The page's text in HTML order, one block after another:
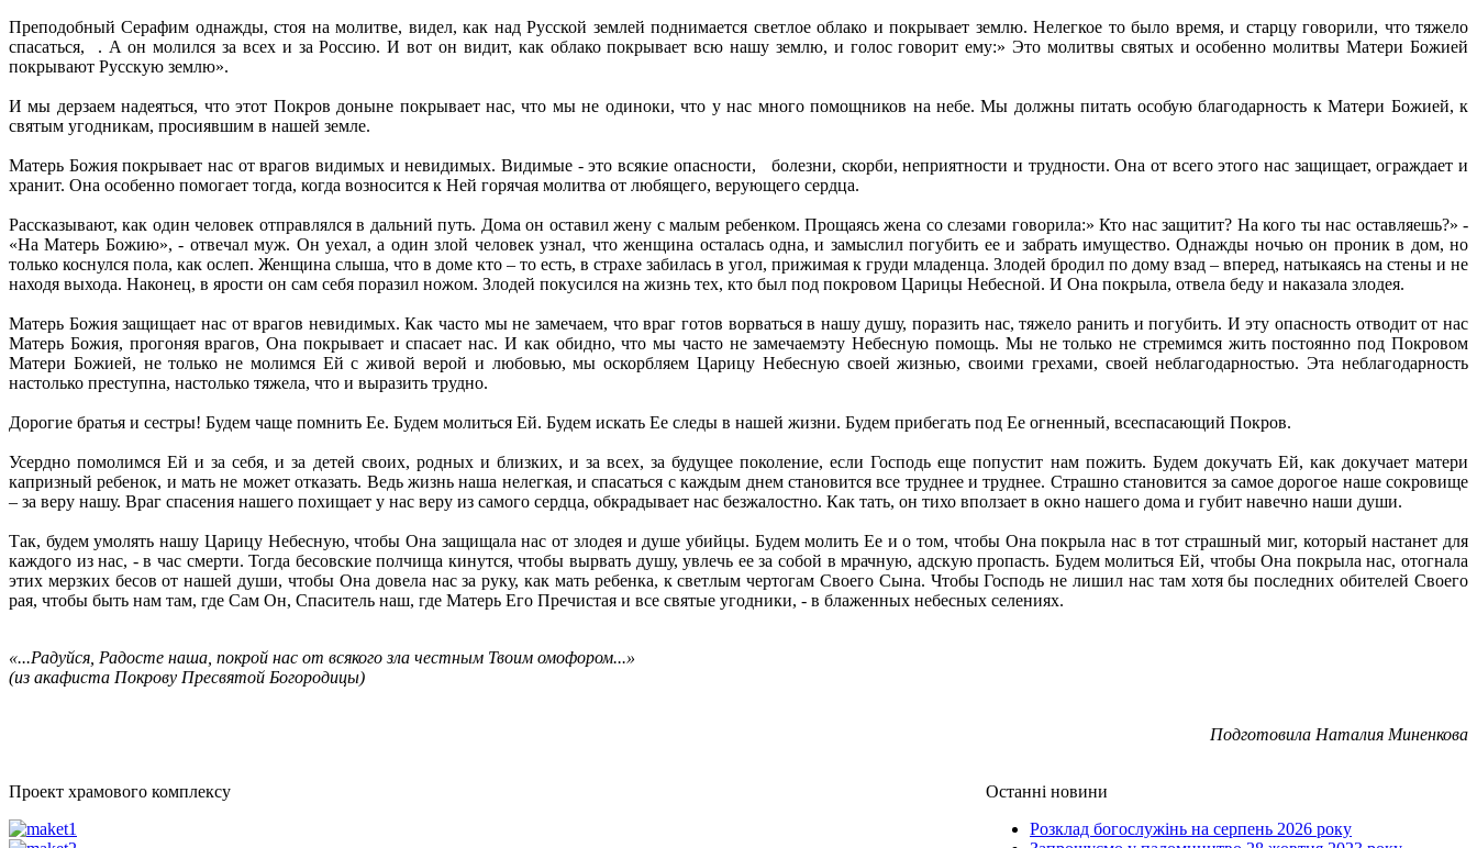
Преподобный Серафим однажды, стоя на молитве, видел, как над Русской землей поднимается светлое облако и покрывает землю. Нелегкое то было время, и старцу говорили, что тяжело
спасаться, . А он молился за всех и за Россию. И вот он видит, как облако покрывает всю нашу землю, и голос говорит ему:» Это молитвы святых и особенно молитвы Матери Божией
покрывают Русскую землю».
И мы дерзаем надеяться, что этот Покров доныне покрывает нас, что мы не одиноки, что у нас много помощников на небе. Мы должны питать особую благодарность к Матери Божией, к
святым угодникам, просиявшим в нашей земле.
Матерь Божия покрывает нас от врагов видимых и невидимых. Видимые - это всякие опасности, болезни, скорби, неприятности и трудности. Она от всего этого нас защищает, ограждает и
хранит. Она особенно помогает тогда, когда возносится к Ней горячая молитва от любящего, верующего сердца.
Рассказывают, как один человек отправлялся в дальний путь. Дома он оставил жену с малым ребенком. Прощаясь жена со слезами говорила:» Кто нас защитит? На кого ты нас оставляешь?» -
«На Матерь Божию», - отвечал муж. Он уехал, а один злой человек узнал, что женщина осталась одна, и замыслил погубить ее и забрать имущество. Однажды ночью он проник в дом, но
только коснулся пола, как ослеп. Женщина слыша, что в доме кто – то есть, в страхе забилась в угол, прижимая к груди младенца. Злодей бродил по дому взад – вперед, натыкаясь на стены и не
находя выхода. Наконец, в ярости он сам себя поразил ножом. Злодей покусился на жизнь тех, кто был под покровом Царицы Небесной. И Она покрыла, отвела беду и наказала злодея.
Матерь Божия защищает нас от врагов невидимых. Как часто мы не замечаем, что враг готов ворваться в нашу душу, поразить нас, тяжело ранить и погубить. И эту опасность отводит от нас
Матерь Божия, прогоняя врагов, Она покрывает и спасает нас. И как обидно, что мы часто не замечаемэту Небесную помощь. Мы не только не стремимся жить постоянно под Покровом
Матери Божией, не только не молимся Ей с живой верой и любовью, мы оскорбляем Царицу Небесную своей жизнью, своими грехами, своей неблагодарностью. Эта неблагодарность
настолько преступна, настолько тяжела, что и выразить трудно.
Дорогие братья и сестры! Будем чаще помнить Ее. Будем молиться Ей. Будем искать Ее следы в нашей жизни. Будем прибегать под Ее огненный, всеспасающий Покров.
Усердно помолимся Ей и за себя, и за детей своих, родных и близких, и за всех, за будущее поколение, если Господь еще попустит нам пожить. Будем докучать Ей, как докучает матери
капризный ребенок, и мать не может отказать. Ведь жизнь наша нелегкая, и спасаться с каждым днем становится все труднее и труднее. Страшно становится за самое дорогое наше сокровище
– за веру нашу. Враг спасения нашего похищает у нас веру из самого сердца, обкрадывает нас безжалостно. Как тать, он тихо вползает в окно нашего дома и губит навечно наши души.
Так, будем умолять нашу Царицу Небесную, чтобы Она защищала нас от злодея и душе убийцы. Будем молить Ее и о том, чтобы Она покрыла нас в тот страшный миг, который настанет для
каждого из нас, - в час смерти. Тогда бесовские полчища кинутся, чтобы вырвать душу, увлечь ее за собой в мрачную, адскую пропасть. Будем молиться Ей, чтобы Она покрыла нас, отогнала
этих мерзких бесов от нашей души, чтобы Она довела нас за руку, как мать ребенка, к светлым чертогам Своего Сына. Чтобы Господь не лишил нас там хотя бы последних обителей Своего
рая, чтобы быть нам там, где Сам Он, Спаситель наш, где Матерь Его Пречистая и все святые угодники, - в блаженных небесных селениях.
«...Радуйся, Радосте наша, покрой нас от всякого зла честным Твоим омофором...»
(из акафиста Покрову Пресвятой Богородицы)
Подготовила Наталия Миненкова
Проект храмового комплексу
Останні новини
Розклад богослужінь на серпень 2026 року